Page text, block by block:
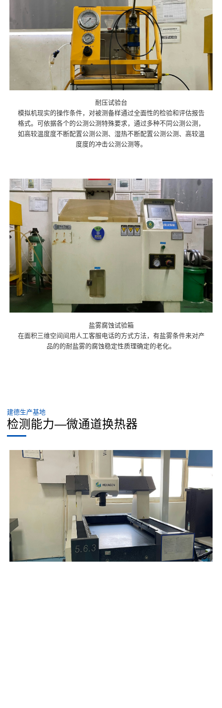
耐压试验台
模拟机现实的操作条件，对被测备样通过全面性的检验和评估报告
格式。可依据各个的公测公测特殊要求，通过多种不同公测公测，
如高较温度度不断配置公测公测、湿热不断配置公测公测、高较温
度度的冲击公测公测等。
盐雾腐蚀试验箱
在面积三维空间间用人工客服电话的方式方法，有盐雾条件来对产
品的的耐盐雾的腐蚀稳定性质理确定的老化。
建德生产基地
检测能力—微通道换热器